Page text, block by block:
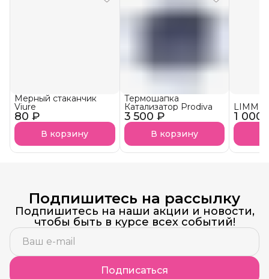
80 ₽
Мерный стаканчик
Viure
В корзину
3 500 ₽
Термошапка
Катализатор Prodiva
В корзину
1 000
LIMM
Подпишитесь на рассылку
Подпишитесь на наши акции и новости,
чтобы быть в курсе всех событий!
Подписаться